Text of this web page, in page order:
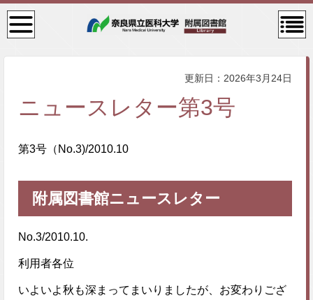
検
索・
メニ
コン
テン
ニュ
更新日：2026年3月24日
ニュースレター第3号
第3号（No.3)/2010.10
附属図書館ニュースレター
No.3/2010.10.
利用者各位
いよいよ秋も深まってまいりましたが、お変わりござ